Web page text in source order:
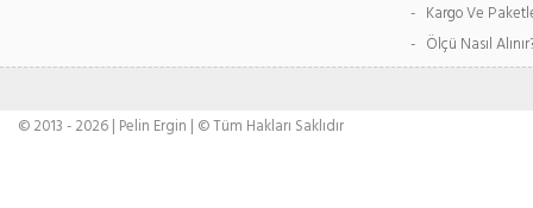
- Kargo Ve
- Ölçü Nasıl
© 2013 - 2026 | Pelin Ergin | © Tüm Hakları Saklıdır